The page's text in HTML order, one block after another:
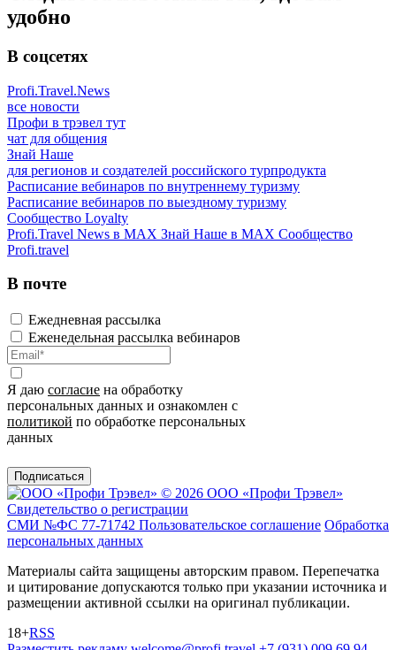
удобно
В соцсетях
Profi.Travel.News
все новости
Профи в трэвел тут
чат для общения
Знай Наше
для регионов и создателей российского турпродукта
Расписание вебинаров по внутреннему туризму
Расписание вебинаров по выездному туризму
Сообщество Loyalty
Profi.Travel News в MAX Знай Наше в MAX Сообщество
Profi.travel
В почте
Ежедневная рассылка
Еженедельная рассылка вебинаров
Я даю согласие на обработку
персональных данных и ознакомлен с
политикой по обработке персональных
данных
Подписаться
© 2026 ООО «Профи Трэвeл»
Свидетельство о регистрации
СМИ №ФС 77-71742 Пользовательское соглашение Обработка
персональных данных
Материалы сайта защищены авторским правом. Перепечатка
и цитирование допускаются только при указании источника и
размещении активной ссылки на оригинал публикации.
18+RSS